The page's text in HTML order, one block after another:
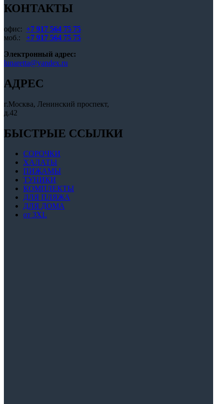
КОНТАКТЫ
офис: +7 917 564 75 75
моб.: +7 917 564 75 75
Электронный адрес:
lunaretta@yandex.ru
АДРЕС
г.Москва, Ленинский проспект,
д.42
БЫСТРЫЕ ССЫЛКИ
СОРОЧКИ
ХАЛАТЫ
ПИЖАМЫ
ТУНИКИ
КОМПЛЕКТЫ
ДЛЯ ПЛЯЖА
ДЛЯ ДОМА
от 3XL